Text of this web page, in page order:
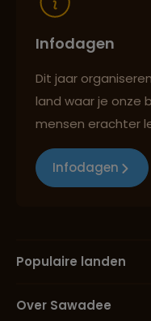
Infodagen
Dit jaar
land waar je onze
mensen erachter
Infodagen
Populaire landen
Over Sawadee